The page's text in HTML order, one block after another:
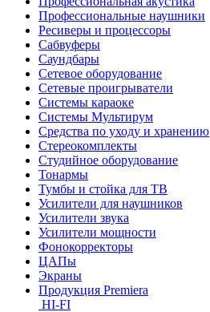
Профессиональные наушники
Ресиверы и процессоры
Сабвуферы
Саундбары
Сетевое оборудование
Сетевые проигрыватели
Системы караоке
Системы Мультирум
Средства по уходу и хранению
Стереокомплекты
Студийное оборудование
Тонармы
Тумбы и стойка для ТВ
Усилители для наушников
Усилители звука
Усилители мощности
Фонокорректоры
ЦАПы
Экраны
Продукция Premiera
HI-FI